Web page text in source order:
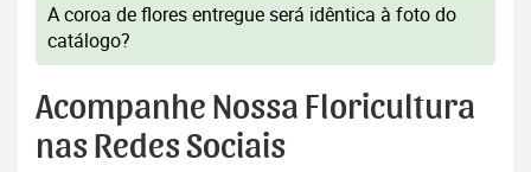
A coroa de flores entregue será idêntica à foto do
catálogo?
Acompanhe Nossa Floricultura
nas Redes Sociais